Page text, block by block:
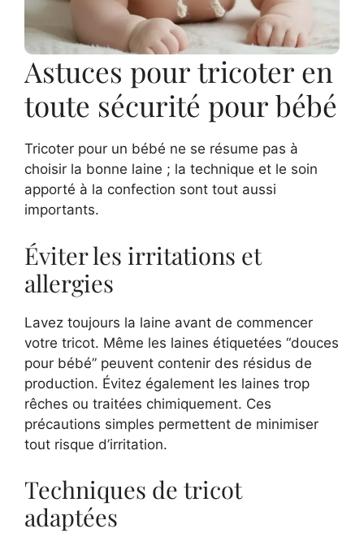
Astuces pour tricoter en
toute sécurité pour bébé
Tricoter pour un bébé ne se résume pas à
choisir la bonne laine ; la technique et le soin
apporté à la confection sont tout aussi
importants.
Éviter les irritations et
allergies
Lavez toujours la laine avant de commencer
votre tricot. Même les laines étiquetées “douces
pour bébé” peuvent contenir des résidus de
production. Évitez également les laines trop
rêches ou traitées chimiquement. Ces
précautions simples permettent de minimiser
tout risque d’irritation.
Techniques de tricot
adaptées